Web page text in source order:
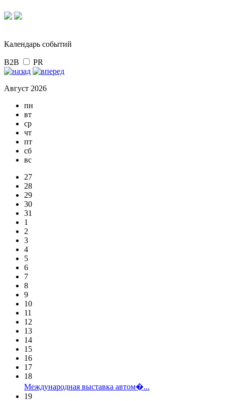
Календарь событий
B2B PR
Август 2026
пн
вт
ср
чт
пт
сб
вс
27
28
29
30
31
1
2
3
4
5
6
7
8
9
10
11
12
13
14
15
16
17
18
Международная выставка автом�...
19